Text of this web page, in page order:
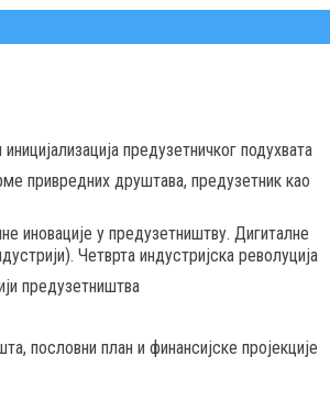
предузетничког подухвата
привредних друштава, предузетник као
иновације у предузетништву. Дигиталне
Четврта индустријска револуција
предузетништва
пословни план и финансијске пројекције